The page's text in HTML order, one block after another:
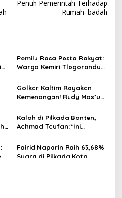
Penuh Pemerintah Terhadap
Rumah Ibadah
Pemilu Rasa Pesta Rakyat:
Warga Kemiri Tlogorandu
Demokratis, Rebutan Door
Prize Menarik!
Golkar Kaltim Rayakan
Kemenangan! Rudy Mas’ud-
MK Tegaskan Hasil Pilgub
Kalah di Pilkada Banten,
Achmad Taufan: ‘Ini
Saatnya Strategi Bangkit
untuk 2029!
Fairid Naparin Raih 63,68%
Suara di Pilkada Kota